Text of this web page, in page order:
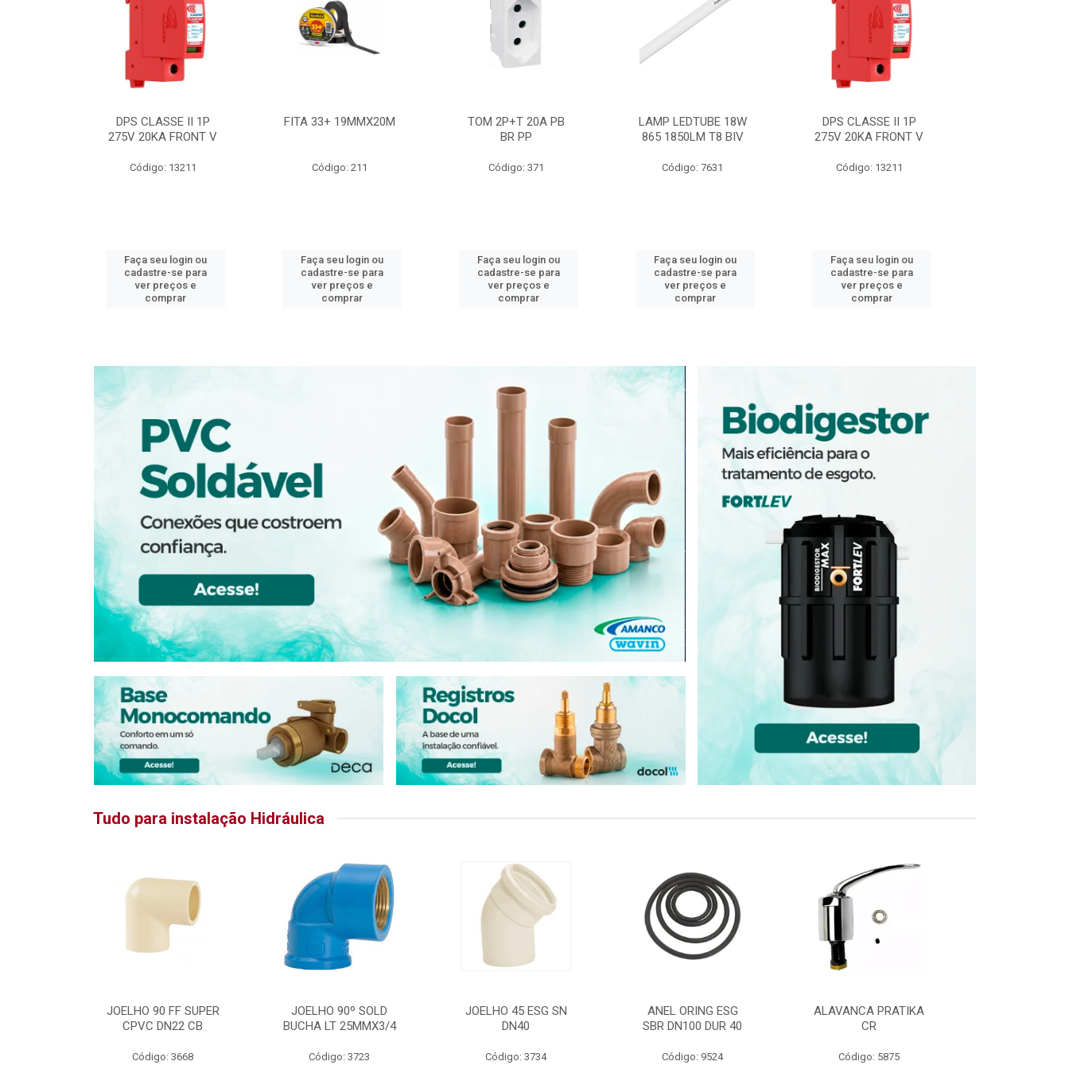
DPS CLASSE II 1P
275V 20KA FRONT V
Código: 13211
Faça seu login ou
cadastre-se para
ver preços e
comprar
FITA 33+ 19MMX20M
Código: 211
Faça seu login ou
cadastre-se para
ver preços e
comprar
TOM 2P+T 20A PB
BR PP
Código: 371
Faça seu login ou
cadastre-se para
ver preços e
comprar
LAMP LEDTUBE 18W
865 1850LM T8 BIV
Código: 7631
Faça seu login ou
cadastre-se para
ver preços e
comprar
DPS CLASSE II 1P
275V 20KA FRONT V
Código: 13211
Faça seu login ou
cadastre-se para
ver preços e
comprar
Tudo para instalação Hidráulica
JOELHO 90 FF SUPER
CPVC DN22 CB
Código: 3668
JOELHO 90º SOLD
BUCHA LT 25MMX3/4
Código: 3723
JOELHO 45 ESG SN
DN40
Código: 3734
ANEL ORING ESG
SBR DN100 DUR 40
Código: 9524
ALAVANCA PRATIKA
CR
Código: 5875